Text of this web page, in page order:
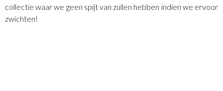
collectie waar we geen spijt van zullen hebben indien we ervoor
zwichten!